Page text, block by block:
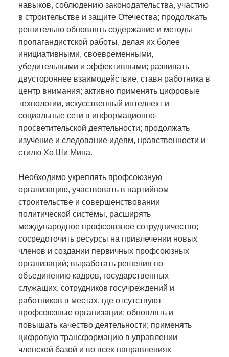
навыков, соблюдению законодательства, участию
в строительстве и защите Отечества; продолжать
решительно обновлять содержание и методы
пропагандистской работы, делая их более
инициативными, своевременными,
убедительными и эффективными; развивать
двустороннее взаимодействие, ставя работника в
центр внимания; активно применять цифровые
технологии, искусственный интеллект и
социальные сети в информационно-
просветительской деятельности; продолжать
изучение и следование идеям, нравственности и
стилю Хо Ши Мина.
Необходимо укреплять профсоюзную
организацию, участвовать в партийном
строительстве и совершенствовании
политической системы, расширять
международное профсоюзное сотрудничество;
сосредоточить ресурсы на привлечении новых
членов и создании первичных профсоюзных
организаций; выработать решения по
объединению кадров, государственных
служащих, сотрудников госучреждений и
работников в местах, где отсутствуют
профсоюзные организации; обновлять и
повышать качество деятельности; применять
цифровую трансформацию в управлении
членской базой и во всех направлениях